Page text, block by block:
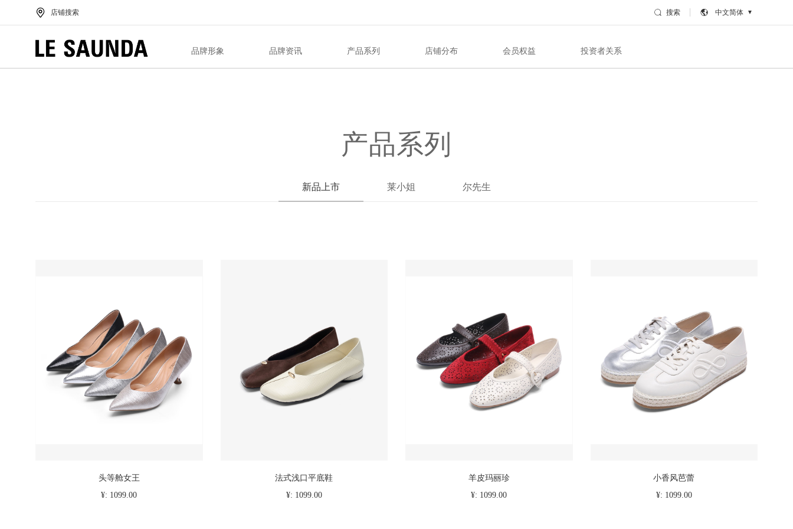
店铺搜索 搜索 中文简体 ▼
品牌形象 品牌资讯 产品系列 店铺分布 会员权益 投资者关系
产品系列
新品上市 莱小姐 尔先生
头等舱女王
¥: 1099.00
法式浅口平底鞋
¥: 1099.00
羊皮玛丽珍
¥: 1099.00
小香风芭蕾
¥: 1099.00